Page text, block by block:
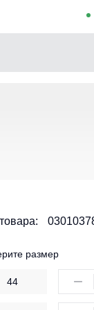
Шорты и
Комплекты
размер
44